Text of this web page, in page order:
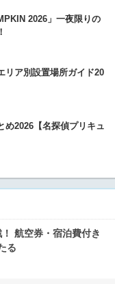
2026」一夜限りの
リア別設置場所ガイド20
め2026【名探偵プリキュ
航空券・宿泊費付き
る